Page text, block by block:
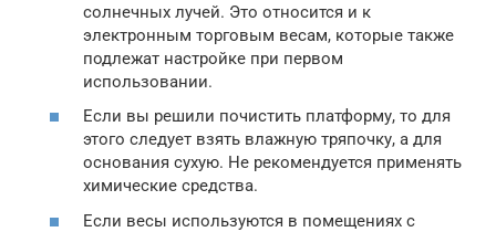
солнечных лучей. Это относится и к
электронным торговым весам, которые также
подлежат настройке при первом
использовании.
Если вы решили почистить платформу, то для
этого следует взять влажную тряпочку, а для
основания сухую. Не рекомендуется применять
химические средства.
Если весы используются в помещениях с